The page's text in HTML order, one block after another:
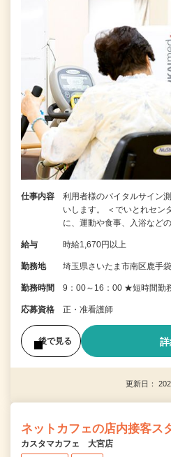
仕事内容
利用者様のバイタルサイン
いします。 ＜でいとれセン
に、運動や食事、入浴など
給与 時給1,670円以上
勤務地 埼玉県さいたま市南区鹿手
勤務時間 9：00～16：00 ★短時間勤
応募資格 正・准看護師
後で見る
更新日：
ネットカフェの店内接客ス
カスタマカフェ 大宮店